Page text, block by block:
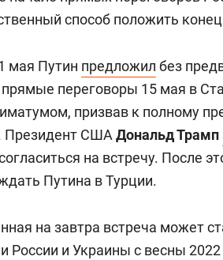
способ положить
мая Путин предложил без
прямые переговоры 15 мая в
призвав к полному
Президент США Дональд Трамп
на встречу. После
Путина в Турции.
на завтра встреча может
России и Украины с весны